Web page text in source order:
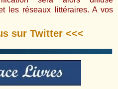
les réseaux littéraires. A vos
sur Twitter <<<